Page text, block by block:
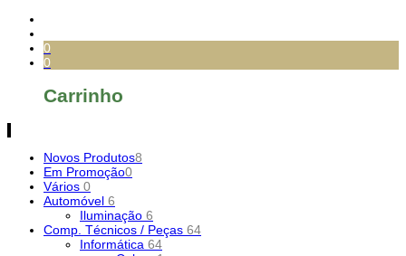
0
0
Carrinho
Novos Produtos8
Em Promoção0
Vários 0
Automóvel 6
Iluminação 6
Comp. Técnicos / Peças 64
Informática 64